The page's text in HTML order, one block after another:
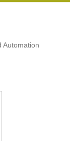
Automation